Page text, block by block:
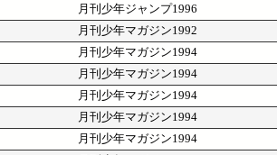
月刊少年ジャンプ1996
月刊少年マガジン1992
月刊少年マガジン1994
月刊少年マガジン1994
月刊少年マガジン1994
月刊少年マガジン1994
月刊少年マガジン1994